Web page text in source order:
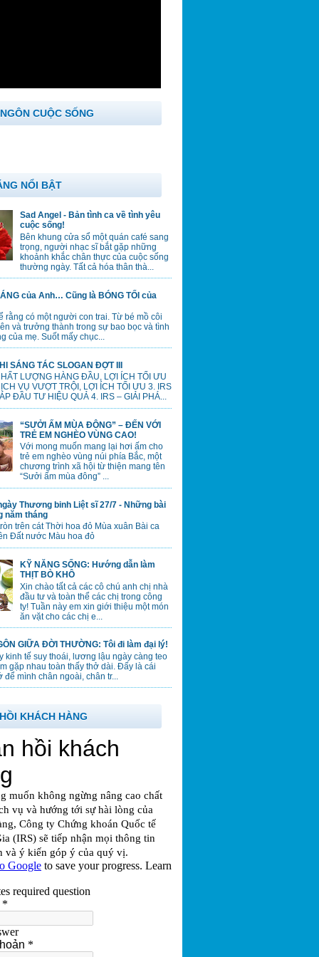
CUỘC SỐNG
NỔI BẬT
Sad Angel - Bản tình ca về tình yêu
cuộc sống!
Bên khung cửa sổ một quán café sang
trọng, người nhạc sĩ bắt gặp những
khoảnh khắc chân thực của cuộc sống
thường ngày. Tất cả hóa thân thà...
của Anh… Cũng là BÓNG TỐI của
rằng có một người con trai. Từ bé mồ côi
và trưởng thành trong sự bao bọc và tình
của mẹ. Suốt mấy chục...
SÁNG TÁC SLOGAN ĐỢT III
LƯỢNG HÀNG ĐẦU, LỢI ÍCH TỐI ƯU
VỤ VƯỢT TRỘI, LỢI ÍCH TỐI ƯU 3. IRS
ĐẦU TƯ HIỆU QUẢ 4. IRS – GIẢI PHÁ...
“SƯỞI ẤM MÙA ĐÔNG” – ĐẾN VỚI
TRẺ EM NGHÈO VÙNG CAO!
Với mong muốn mang lại hơi ấm cho
trẻ em nghèo vùng núi phía Bắc, một
chương trình xã hội từ thiện mang tên
“Sưởi ấm mùa đông” ...
Thương binh Liệt sĩ 27/7 - Những bài
năm tháng
trên cát Thời hoa đỏ Mùa xuân Bài ca
Đất nước Màu hoa đỏ
KỸ NĂNG SỐNG: Hướng dẫn làm
THỊT BÒ KHÔ
Xin chào tất cả các cô chú anh chị nhà
đầu tư và toàn thể các chị trong công
ty! Tuần này em xin giới thiệu một món
ăn vặt cho các chị e...
GIỮA ĐỜI THƯỜNG: Tôi đi làm đại lý!
kinh tế suy thoái, lương lậu ngày càng teo
gặp nhau toàn thấy thở dài. Đấy là cái
để mình chân ngoài, chân tr...
KHÁCH HÀNG